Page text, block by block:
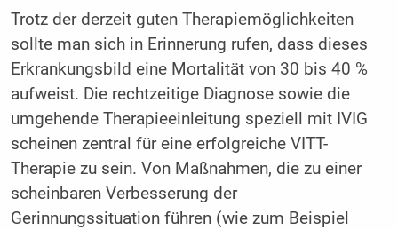
Trotz der derzeit guten Therapiemöglichkeiten
sollte man sich in Erinnerung rufen, dass dieses
Erkrankungsbild eine Mortalität von 30 bis 40 %
aufweist. Die rechtzeitige Diagnose sowie die
umgehende Therapieeinleitung speziell mit IVIG
scheinen zentral für eine erfolgreiche VITT-
Therapie zu sein. Von Maßnahmen, die zu einer
scheinbaren Verbesserung der
Gerinnungssituation führen (wie zum Beispiel